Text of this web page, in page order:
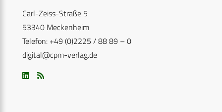
Carl-Zeiss-Straße 5
53340 Meckenheim
Telefon: +49 (0)2225 / 88 89 – 0
digital@cpm-verlag.de